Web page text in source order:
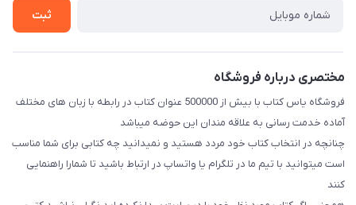
ثبت
مختصری درباره فروشگاه
فروشگاه یاس کتاب با بیش از 500000 عنوان کتاب در رابطه با زبان های مختلف
آماده خدمت رسانی به علاقه مندان این حوضه میباشد
چنانچه در انتخاب کتاب خود مردد هستید و نمیدانید چه کتابی برای شما مناسب
است میتوانید با تیم ما در تلگرام یا واتساپ در ارتباط باشید تا شما‌را راهنمایی
کنند